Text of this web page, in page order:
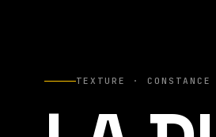
TEXTURE · CONSTANCE